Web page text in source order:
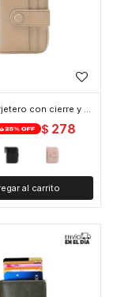
Billetera tarjetero con cierre y broche - Beige
$ 278